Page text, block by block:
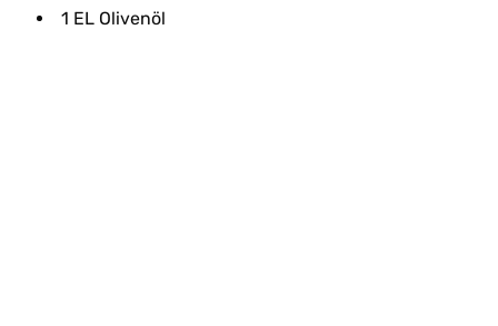
1 EL Olivenöl